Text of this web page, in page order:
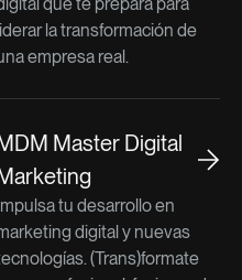
la transformación de
empresa real.
Master Digital
tu desarrollo en
digital y nuevas
(Trans)formate